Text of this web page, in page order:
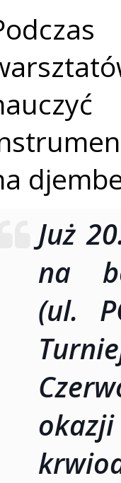
Już
na
(ul.